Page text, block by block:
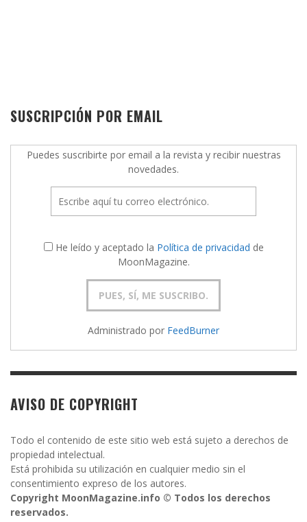
SUSCRIPCIÓN POR EMAIL
Puedes suscribirte por email a la revista y recibir nuestras
novedades.
He leído y aceptado la Política de privacidad de
MoonMagazine.
Administrado por FeedBurner
AVISO DE COPYRIGHT
Todo el contenido de este sitio web está sujeto a derechos de
propiedad intelectual.
Está prohibida su utilización en cualquier medio sin el
consentimiento expreso de los autores.
Copyright MoonMagazine.info © Todos los derechos
reservados.